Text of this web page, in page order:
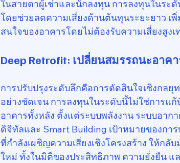
ในสายตาผู้เช่าและนักลงทุน การลงทุนในระ
โดยช่วยลดความเสี่ยงด้านต้นทุนระยะยาว เ
สนใจของอาคารโดยไม่ต้องรับความเสี่ยงสูงเ
Deep Retrofit: เปลี่ยนสมรรถนะอาค
การปรับปรุงระดับลึกคือการตัดสินใจเชิงกล
อย่างชัดเจน การลงทุนในระดับนี้ไม่ใช่การแ
อาคารทั้งหลัง ตั้งแต่ระบบพลังงาน ระบบอาก
ดิจิทัลและ Smart Building เป้าหมายของกา
ที่กำลังเผชิญความเสี่ยงเชิงโครงสร้าง ให้ก
ใหม่ ทั้งในมิติของประสิทธิภาพ ความยั่งยืน